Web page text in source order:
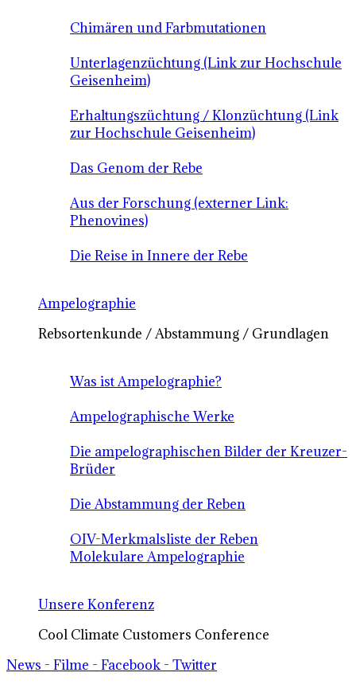
Chimären und Farbmutationen
Unterlagenzüchtung (Link zur Hochschule
Geisenheim)
Erhaltungszüchtung / Klonzüchtung (Link
zur Hochschule Geisenheim)
Das Genom der Rebe
Aus der Forschung (externer Link:
Phenovines)
Die Reise in Innere der Rebe
Ampelographie
Rebsortenkunde / Abstammung / Grundlagen
Was ist Ampelographie?
Ampelographische Werke
Die ampelographischen Bilder der Kreuzer-
Brüder
Die Abstammung der Reben
OIV-Merkmalsliste der Reben
Molekulare Ampelographie
Unsere Konferenz
Cool Climate Customers Conference
News - Filme - Facebook - Twitter